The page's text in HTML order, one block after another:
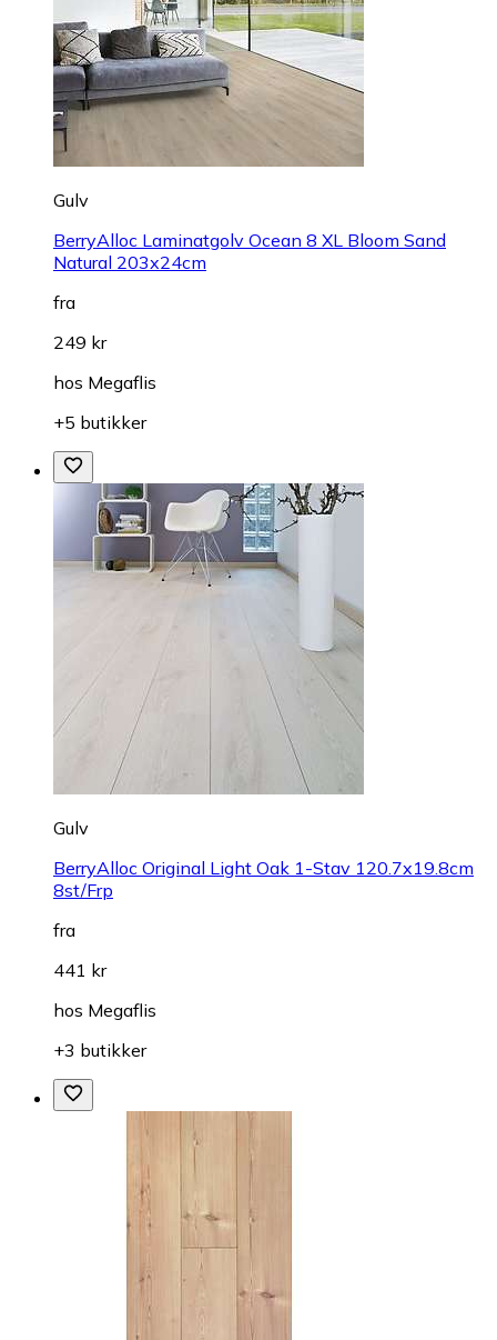
Gulv
BerryAlloc Laminatgolv Ocean 8 XL Bloom Sand
Natural 203x24cm
fra
249 kr
hos Megaflis
+5 butikker
Gulv
BerryAlloc Original Light Oak 1-Stav 120.7x19.8cm
8st/Frp
fra
441 kr
hos Megaflis
+3 butikker